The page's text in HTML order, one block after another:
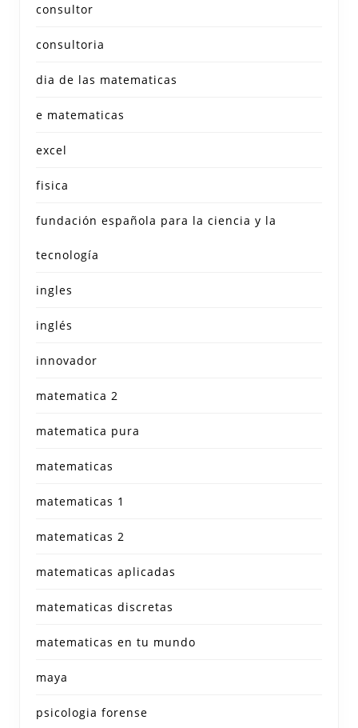
consultor
consultoria
dia de las matematicas
e matematicas
excel
fisica
fundación española para la ciencia y la
tecnología
ingles
inglés
innovador
matematica 2
matematica pura
matematicas
matematicas 1
matematicas 2
matematicas aplicadas
matematicas discretas
matematicas en tu mundo
maya
psicologia forense